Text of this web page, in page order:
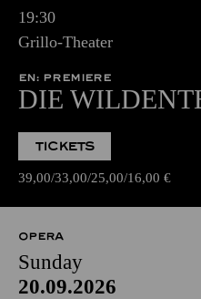
19:30
Grillo-Theater
EN: PREMIERE
DIE
TICKETS
39,00 33,00 25,00 16,00 €
OPERA
Sunday
20.09.2026